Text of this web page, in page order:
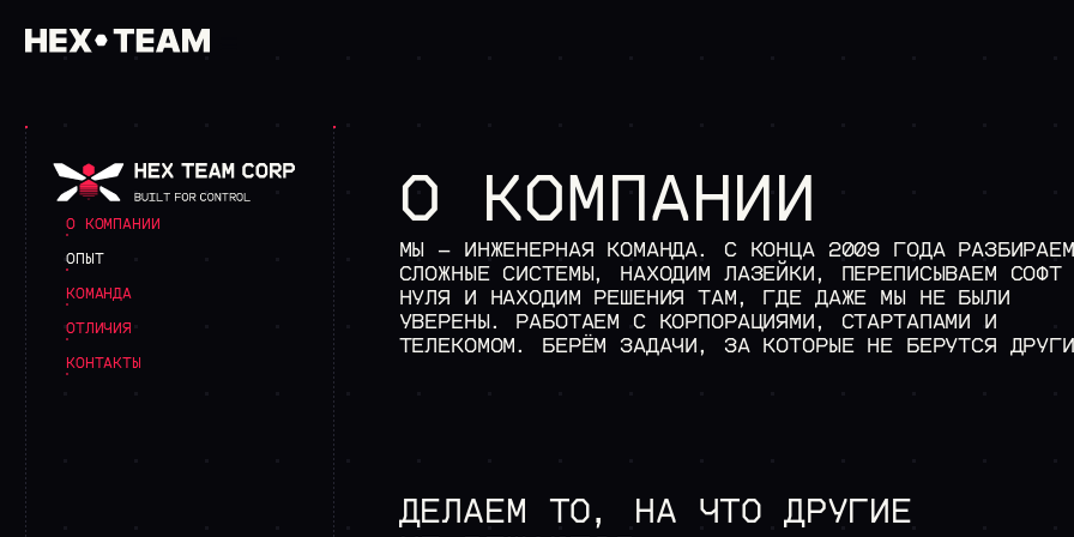
/01 ГЛАВНАЯ
/02 КОМПАНИЯ
>
ОБРАЗОВАТЕЛЬНАЯ МИССИЯ
/03 УСЛУГИ
ИНФОРМАЦИОННАЯ БЕЗОПАСНОСТЬ
АНАЛИЗ ЗАЩИЩЕННОСТИ
ТЕСТ НА ПРОНИКНОВЕНИЕ
НАГРУЗОЧНОЕ ТЕСТИРОВАНИЕ
АНАЛИЗ ИСХОДНОГО КОДА
РЕВЕРС-ИНЖИНИРИНГ
ЗАКАЗНАЯ РАЗРАБОТКА
РАЗРАБОТКА ИНФОРМАЦИОННЫХ СИСТЕМ
ANDROID РАЗРАБОТКА
РАЗРАБОТКИ В СФЕРЕ СОТОВОЙ СВЯЗИ
EMBEDDED РАЗРАБОТКА
СИСТЕМНАЯ ИНТЕГРАЦИЯ
О КОМПАНИИ
ОПЫТ
КОМАНДА
ОТЛИЧИЯ
КОНТАКТЫ
О КОМПАНИИ
МЫ — ИНЖЕНЕРНАЯ КОМАНДА. С КОНЦА 2009 ГОДА РАЗБИРАЕМ
СЛОЖНЫЕ СИСТЕМЫ, НАХОДИМ ЛАЗЕЙКИ, ПЕРЕПИСЫВАЕМ СОФТ
НУЛЯ И НАХОДИМ РЕШЕНИЯ ТАМ, ГДЕ ДАЖЕ МЫ НЕ БЫЛИ
УВЕРЕНЫ. РАБОТАЕМ С КОРПОРАЦИЯМИ, СТАРТАПАМИ И
ТЕЛЕКОМОМ. БЕРЁМ ЗАДАЧИ, ЗА КОТОРЫЕ НЕ БЕРУТСЯ
ДЕЛАЕМ ТО, НА ЧТО ДРУГИЕ